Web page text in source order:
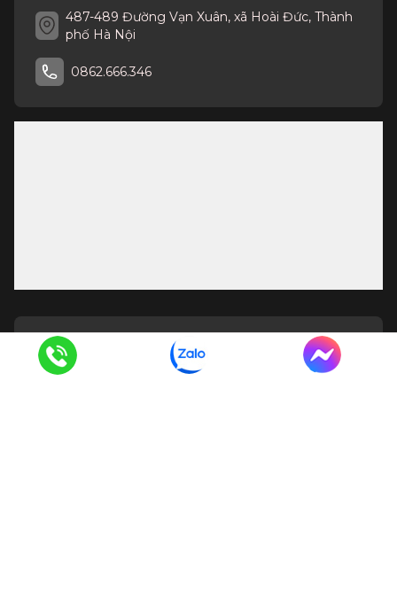
487-489 Đường Vạn Xuân, xã Hoài Đức, Thành
phố Hà Nội
0862.666.346
Showroom Hùng Lan
Nguyễn Xiển
Chỉ đường